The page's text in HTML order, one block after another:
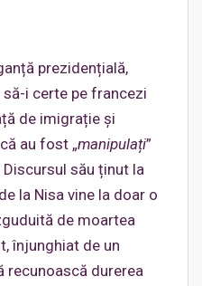
prezidențială,
să-i certe pe francezi
de imigrație și
au fost „manipulați”
său ținut la
la Nisa vine la doar o
de moartea
înjunghiat de un
recunoască durerea